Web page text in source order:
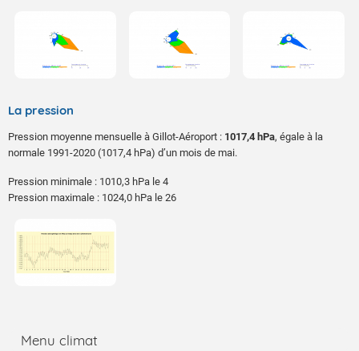
La pression
Pression moyenne mensuelle à Gillot-Aéroport : 1017,4 hPa, égale à la
normale 1991-2020 (1017,4 hPa) d’un mois de mai.
Pression minimale : 1010,3 hPa le 4
Pression maximale : 1024,0 hPa le 26
Menu climat